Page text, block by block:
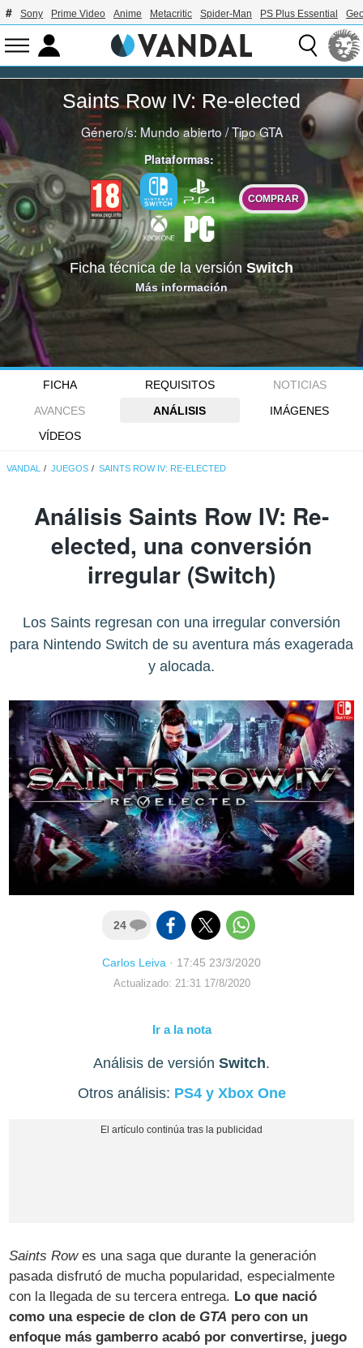
Sony Prime Video Anime Metacritic Spider-Man PS Plus Essential
Saints Row IV: Re-elected
Género/s: Mundo abierto /Tipo GTA
Plataformas:
COMPRAR
Ficha técnica de la versión Switch
Más información
FICHA REQUISITOS
NOTICIAS
AVANCES
ANÁLISIS
IMÁGENES
VÍDEOS
VANDAL JUEGOS SAINTS ROW IV: RE-ELECTED
Análisis Saints Row IV: Re-
elected, una conversión
irregular (Switch)
Los Saints regresan con una irregular conversión
para Nintendo Switch de su aventura más exagerada
y alocada.
24
Carlos Leiva · 17:45 23/3/2020
Actualizado: 21:31 17/8/2020
Ir a la nota
Análisis de versión Switch.
Otros análisis: PS4 y Xbox One
Saints Rowes una saga que durante la generación
pasada disfrutó de mucha popularidad, especialmente
con la llegada de su tercera entrega. Lo que nació
como una especie de clon deGTA pero con un
enfoque más gamberro acabó por convertirse, juego